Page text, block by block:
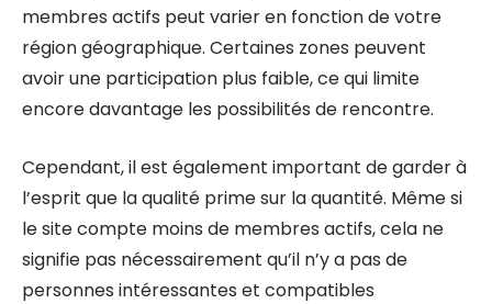
membres actifs peut varier en fonction de votre
région géographique. Certaines zones peuvent
avoir une participation plus faible, ce qui limite
encore davantage les possibilités de rencontre.
Cependant, il est également important de garder à
l’esprit que la qualité prime sur la quantité. Même si
le site compte moins de membres actifs, cela ne
signifie pas nécessairement qu’il n’y a pas de
personnes intéressantes et compatibles